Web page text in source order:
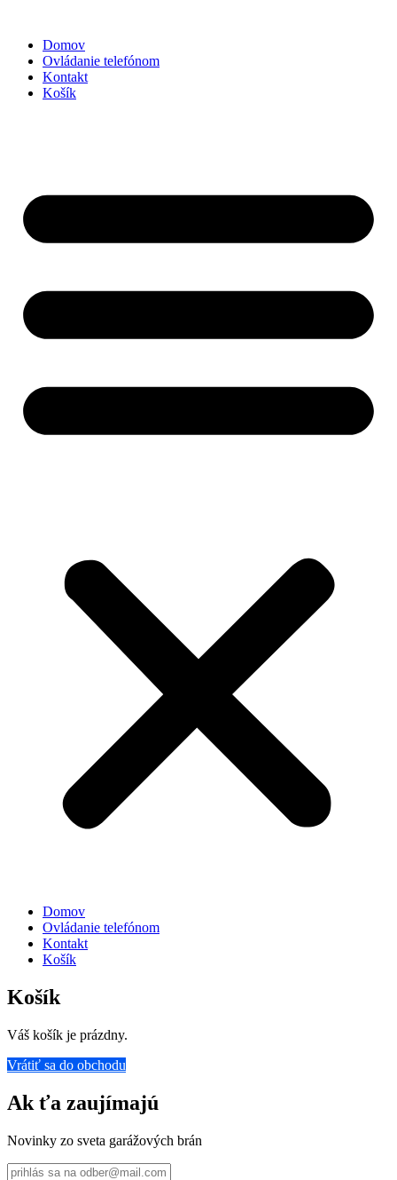
Domov
Ovládanie telefónom
Kontakt
Košík
Domov
Ovládanie telefónom
Kontakt
Košík
Košík
Váš košík je prázdny.
Vrátiť sa do obchodu
Ak ťa zaujímajú
Novinky zo sveta garážových brán